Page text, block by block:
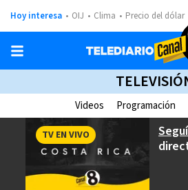
Hoy interesa OIJ Clima Precio del dólar
Videos Programación
TV EN VIVO